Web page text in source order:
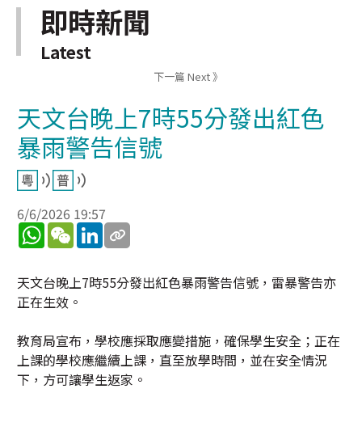
即時新聞
Latest
下一篇 Next 》
天文台晚上7時55分發出紅色
暴雨警告信號
6/6/2026 19:57
WhatsApp
WeChatLinkedIn
天文台晚上7時55分發出紅色暴雨警告信號，雷暴警告亦
正在生效。
教育局宣布，學校應採取應變措施，確保學生安全；正在
上課的學校應繼續上課，直至放學時間，並在安全情況
下，方可讓學生返家。